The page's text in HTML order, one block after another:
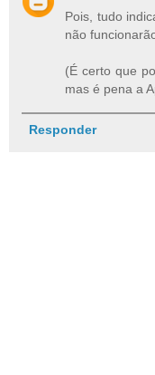
Pois, tudo
não
(É certo que
mas é pena a
Responder